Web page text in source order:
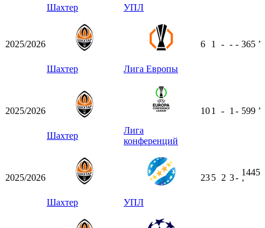
Шахтер УПЛ
2025/2026
Шахтер Лига Европы
6 1 - - - 365 ʼ
2025/2026
Шахтер
Лига
конференций
101 - 1 - 599 ʼ
2025/2026
Шахтер УПЛ
235 2 3-
1445
ʼ